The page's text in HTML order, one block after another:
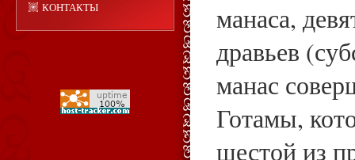
КОНТАКТЫ
манаса,
дравьев
манас
Готамы,
шестой из